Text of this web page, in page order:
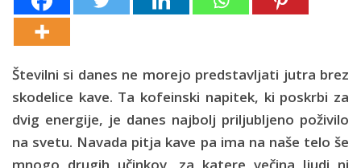
Številni si danes ne morejo predstavljati jutra brez
skodelice kave. Ta kofeinski napitek, ki poskrbi za
dvig energije, je danes najbolj priljubljeno poživilo
na svetu. Navada pitja kave pa ima na naše telo še